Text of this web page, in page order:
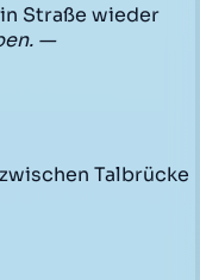
Straße wieder
—
zwischen Talbrücke